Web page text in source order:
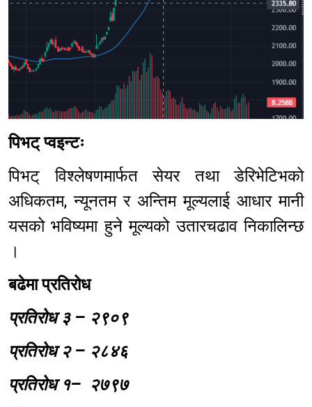
पिभट् प्वइन्टः
पिभट् विश्लेषणमार्फत सेयर तथा डेरिभेटिभको
अधिकतम, न्यूनतम र अन्तिम मूल्यलाई आधार मानी
यसको भविष्यमा हुने मूल्यको उतारचढाव निकालिन्छ
।
बढेमा प्रतिरोध
प्रतिरोध ३ – २९०९
प्रतिरोध २ – २८४६
प्रतिरोध १– २७९७